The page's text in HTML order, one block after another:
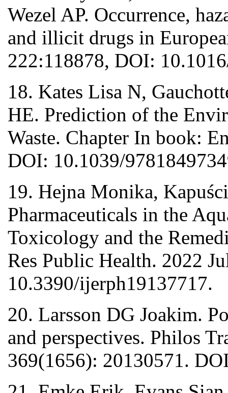
Wezel AP. Occurrence,
and illicit drugs in
222:118878, DOI:
18. Kates Lisa N,
HE. Prediction of the
Waste. Chapter In book:
DOI: 10.1039/
19. Hejna Monika,
Pharmaceuticals in the
Toxicology and the
Res Public Health. 2022
10.3390/ijerph19137717.
20. Larsson DG Joakim.
and perspectives. Philos
369(1656): 20130571.